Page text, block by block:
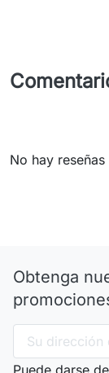
No hay
Obtenga